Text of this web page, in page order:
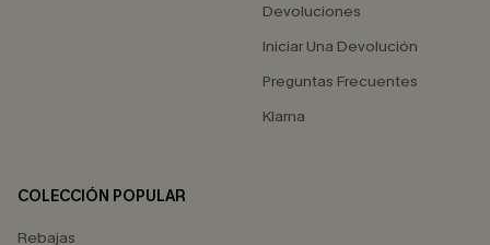
Devoluciones
Iniciar Una Devolución
Preguntas Frecuentes
Klarna
COLECCIÓN POPULAR
Rebajas